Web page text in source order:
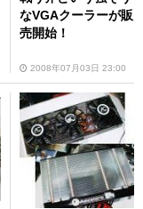
なVGAクーラーが販
売開始！
2008年07月03日 23:00